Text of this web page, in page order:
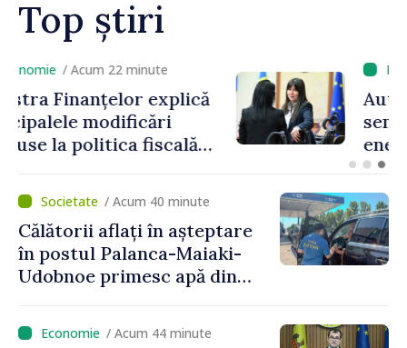
Top știri
/ Acum 32 minute
Autoritățile au redus
semnificativ deficitul de
energie prognozat pentru
/ Acum 40 minute
Călătorii aflați în așteptare
în postul Palanca-Maiaki-
Udobnoe primesc apă din
și a polițiștilor de frontieră
/ Acum 44 minute